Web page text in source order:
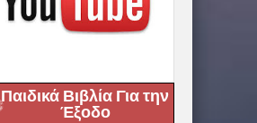
Παιδικά Βιβλία Για την
Έξοδο